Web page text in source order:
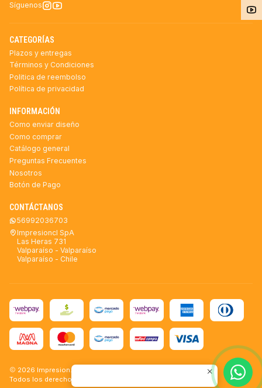
Síguenos
CATEGORÍAS
Plazos y entregas
Términos y Condiciones
Politica de reembolso
Política de privacidad
INFORMACIÓN
Como enviar diseño
Como comprar
Catálogo general
Preguntas Frecuentes
Nosotros
Botón de Pago
CONTÁCTANOS
56992036703
Impresioncl SpA
Las Heras 731
Valparaíso - Valparaíso
Valparaíso - Chile
2026 Impresion.cl | Líder en Publicidad Corporativa.
Todos los derechos reservados.
Desarrollado por Jumpseller.